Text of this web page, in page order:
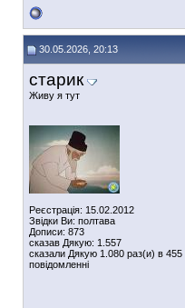
30.05.2026, 20:13
старик
Живу я тут
Реєстрація: 15.02.2012
Звідки Ви: полтава
Дописи: 873
сказав Дякую: 1.557
сказали Дякую 1.080 раз(и) в 455
повідомленні